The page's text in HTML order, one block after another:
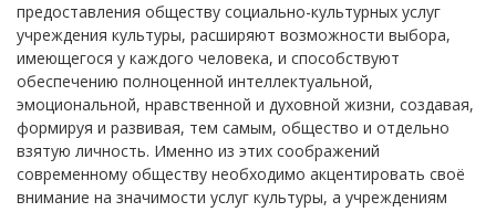
предоставления обществу социально-культурных услуг
учреждения культуры, расширяют возможности выбора,
имеющегося у каждого человека, и способствуют
обеспечению полноценной интеллектуальной,
эмоциональной, нравственной и духовной жизни, создавая,
формируя и развивая, тем самым, общество и отдельно
взятую личность. Именно из этих соображений
современному обществу необходимо акцентировать своё
внимание на значимости услуг культуры, а учреждениям